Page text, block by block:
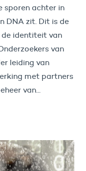
sporen achter in
DNA zit. Dit is de
de identiteit van
van
leiding van
met partners
van...